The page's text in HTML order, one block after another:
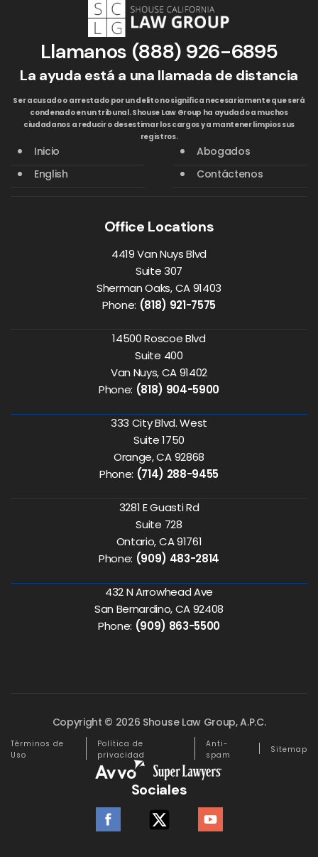
Llamanos (888) 926-6895
La ayuda está a una llamada de distancia
Ser acusado o arrestado por un delito no significa necesariamente que será
condenado en un tribunal. Shouse Law Group ha ayudado a muchos
ciudadanos a reducir o desestimar los cargos y a mantener limpios sus
registros.
Inicio
Abogados
English
Contáctenos
Office Locations
4419 Van Nuys Blvd
Suite 307
Sherman Oaks, CA 91403
Phone: (818) 921-7575
14500 Roscoe Blvd
Suite 400
Van Nuys, CA 91402
Phone: (818) 904-5900
333 City Blvd. West
Suite 1750
Orange, CA 92868
Phone: (714) 288-9455
3281 E Guasti Rd
Suite 728
Ontario, CA 91761
Phone: (909) 483-2814
432 N Arrowhead Ave
San Bernardino, CA 92408
Phone: (909) 863-5500
Copyright © 2026 Shouse Law Group, A.P.C.
Términos de
Uso
Política de
privacidad
Anti-
spam
Sitemap
Sociales
facebook twitter youtube